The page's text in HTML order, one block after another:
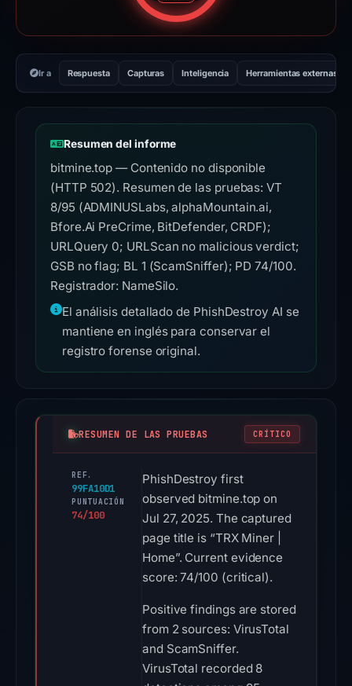
Ir a Respuesta Capturas Inteligencia Herramientas externas
Resumen del informe
bitmine.top — Contenido no disponible
(HTTP 502). Resumen de las pruebas: VT
8/95 (ADMINUSLabs, alphaMountain.ai,
Bfore.Ai PreCrime, BitDefender, CRDF);
URLQuery 0; URLScan no malicious verdict;
GSB no flag; BL 1 (ScamSniffer); PD 74/100.
Registrador: NameSilo.
El análisis detallado de PhishDestroy AI se
mantiene en inglés para conservar el
registro forense original.
RESUMEN DE LAS PRUEBAS CRÍTICO
REF.
99FA10D1
PUNTUACIÓN
74/100
PhishDestroy first
observed bitmine.top on
Jul 27, 2025. The captured
page title is “TRX Miner |
Home”. Current evidence
score: 74/100 (critical).
Positive findings are stored
from 2 sources: VirusTotal
and ScamSniffer.
VirusTotal recorded 8